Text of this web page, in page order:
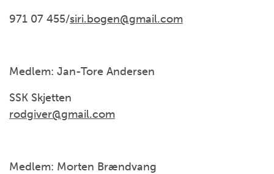
971 07 455/siri.bogen@gmail.com
Medlem: Jan-Tore Andersen
SSK Skjetten
rodgiver@gmail.com
Medlem: Morten Brændvang